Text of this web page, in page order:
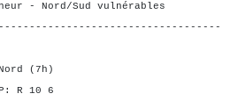
- Nord/Sud vulnérables
10 6